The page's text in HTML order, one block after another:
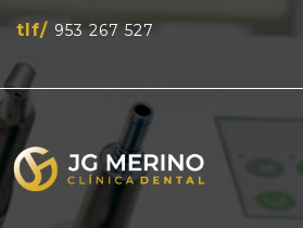
tlf/ 953 267 527